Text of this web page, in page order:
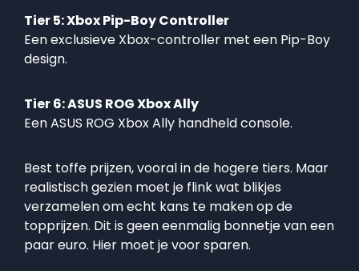
Tier 5: Xbox Pip-Boy Controller
Een exclusieve Xbox-controller met een Pip-Boy
design.
Tier 6: ASUS ROG Xbox Ally
Een ASUS ROG Xbox Ally handheld console.
Best toffe prijzen, vooral in de hogere tiers. Maar
realistisch gezien moet je flink wat blikjes
verzamelen om echt kans te maken op de
topprijzen. Dit is geen eenmalig bonnetje van een
paar euro. Hier moet je voor sparen.